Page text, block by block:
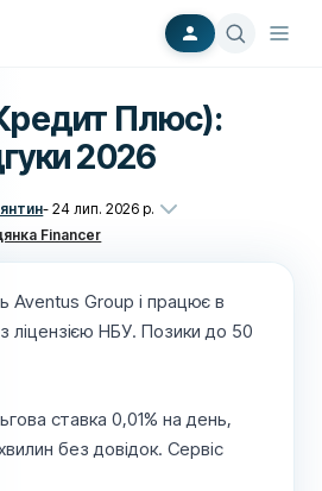
Плюс):
2026
-24 лип. 2026 р.
Financer
Aventus Group і працює в
з ліцензією НБУ. Позики до 50
ставка 0,01% на день,
без довідок. Сервіс